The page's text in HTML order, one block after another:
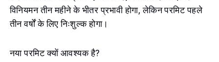
विनियमन तीन महीने के भीतर प्रभावी होगा, लेकिन परमिट पहले
तीन वर्षों के लिए निःशुल्क होगा।
नया परमिट क्यों आवश्यक है?